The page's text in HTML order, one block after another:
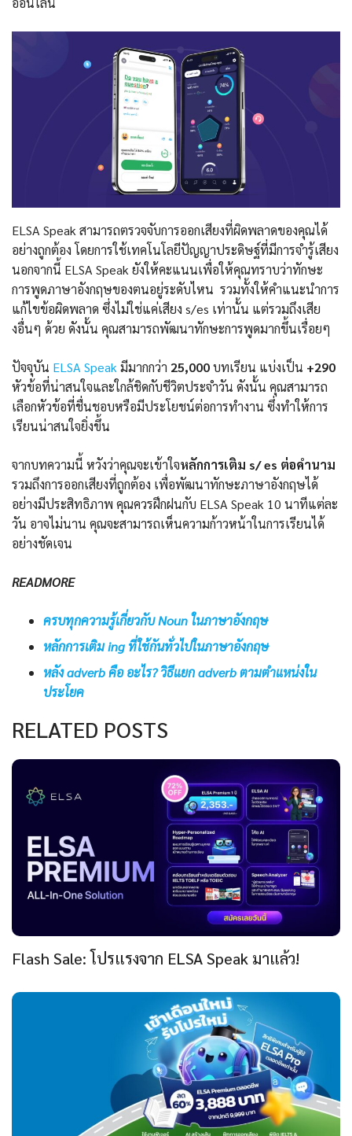
ELSA Speak สามารถตรวจจับการออกเสียงที่ผิดพลาดของคุณได้
อย่างถูกต้อง โดยการใช้เทคโนโลยีปัญญาประดิษฐ์ที่มีการจำรู้เสียง
นอกจากนี้ ELSA Speak ยังให้คะแนนเพื่อให้คุณทราบว่าทักษะ
การพูดภาษาอังกฤษของตนอยู่ระดับไหน รวมทั้งให้คำแนะนำการ
แก้ไขข้อผิดพลาด ซึ่งไม่ใช่แค่เสียง s/es เท่านั้น แต่รวมถึงเสีย
งอื่นๆ ด้วย ดังนั้น คุณสามารถพัฒนาทักษะการพูดมากขึ้นเรื่อยๆ
ปัจจุบัน ELSA Speakมีมากกว่า 25,000บทเรียน แบ่งเป็น +290
หัวข้อที่น่าสนใจและใกล้ชิดกับชีวิตประจำวัน ดังนั้น คุณสามารถ
เลือกหัวข้อที่ชื่นชอบหรือมีประโยชน์ต่อการทำงาน ซึ่งทำให้การ
เรียนน่าสนใจยิ่งขึ้น
จากบทความนี้ หวังว่าคุณจะเข้าใจหลักการเติม s/ es ต่อคำนาม
รวมถึงการออกเสียงที่ถูกต้อง เพื่อพัฒนาทักษะภาษาอังกฤษได้
อย่างมีประสิทธิภาพ คุณควรฝึกฝนกับ ELSA Speak 10 นาทีแต่ละ
วัน อาจไม่นาน คุณจะสามารถเห็นความก้าวหน้าในการเรียนได้
อย่างชัดเจน
READMORE
ครบทุกความรู้เกี่ยวกับ Noun ในภาษาอังกฤษ
หลักการเติม ing ที่ใช้กันทั่วไปในภาษาอังกฤษ
หลัง adverb คือ อะไร? วิธีแยก adverb ตามตำแหน่งใน
ประโยค
RELATED POSTS
Flash Sale: โปรแรงจาก ELSA Speak มาแล้ว!